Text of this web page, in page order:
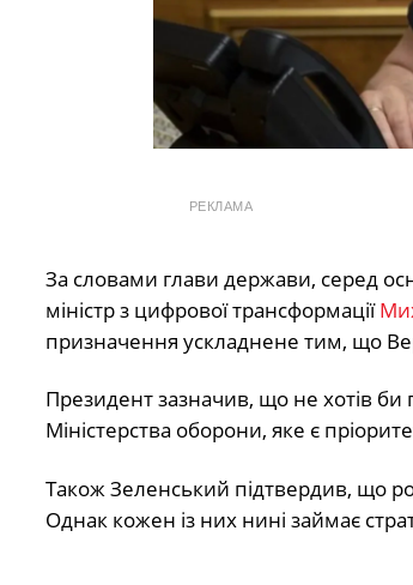
РЕКЛАМА
За словами глави держави, серед
міністр з цифрової трансформації
призначення ускладнене тим, що
Президент зазначив, що не хотів би
Міністерства оборони, яке є
Також Зеленський підтвердив, що
Однак кожен із них нині займає